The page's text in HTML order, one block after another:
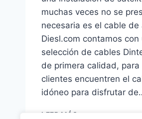
muchas veces no se
necesaria es el cable de
Diesl.com contamos con
selección de cables
de primera calidad,
clientes encuentren el
idóneo para disfrutar
LEER MÁS